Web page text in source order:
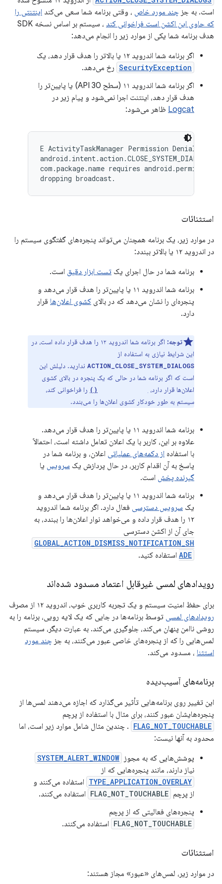
است. به جز چند مورد خاص ، وقتی برنامه شما سعی می‌کند اینتنتی را
که حاوی این اکشن است فراخوانی کند
، سیستم بر اساس نسخه SDK
هدف برنامه شما یکی از موارد زیر را انجام می‌دهد:
اگر برنامه شما اندروید ۱۲ یا بالاتر را هدف قرار دهد، یک
SecurityException رخ می‌دهد.
اگر برنامه شما اندروید ۱۱ (سطح API 30) یا پایین‌تر را
هدف قرار دهد، اینتنت اجرا نمی‌شود و پیام زیر در
Logcat ظاهر می‌شود:
E ActivityTaskManager Permission Denial: \
android.intent.action.CLOSE_SYSTEM_DIALOGS
com.package.name requires
استثنائات
در موارد زیر، یک برنامه همچنان می‌تواند پنجره‌های گفتگوی سیستم را
در اندروید ۱۲ یا بالاتر ببندد:
برنامه شما در حال اجرای یک تست ابزار دقیق است.
برنامه شما اندروید ۱۱ یا پایین‌تر را هدف قرار می‌دهد و
پنجره‌ای را نشان می‌دهد که در بالای کشوی اعلان‌ها قرار
دارد.
توجه:
اگر برنامه شما اندروید ۱۲ را هدف قرار داده است، در
این شرایط نیازی به استفاده از
ACTION_CLOSE_SYSTEM_DIALOGS ندارید. دلیلش این
است که اگر برنامه شما در حالی که یک پنجره در بالای کشوی
اعلان‌ها قرار دارد،
را فراخوانی کند،
سیستم به طور خودکار کشوی اعلان‌ها را می‌بندد.
برنامه شما اندروید ۱۱ یا پایین‌تر را هدف قرار می‌دهد.
علاوه بر این، کاربر با یک اعلان تعامل داشته است، احتمالاً
با استفاده از دکمه‌های عملیاتی اعلان، و برنامه شما در
پاسخ به آن اقدام کاربر، در حال پردازش یک سرویس یا
گیرنده پخش است.
برنامه شما اندروید ۱۱ یا پایین‌تر را هدف قرار می‌دهد و
یک سرویس دسترسی فعال دارد. اگر برنامه شما اندروید
۱۲ را هدف قرار داده و می‌خواهد نوار اعلان‌ها را ببندد، به
جای آن از اکشن دسترسی
GLOBAL_ACTION_DISMISS_NOTIFICATION_SH
ADE استفاده کنید.
رویدادهای لمسی غیرقابل اعتماد مسدود شده‌اند
برای حفظ امنیت سیستم و یک تجربه کاربری خوب، اندروید ۱۲ از مصرف
رویدادهای لمسی توسط برنامه‌ها در جایی که یک لایه رویی، برنامه را به
روشی ناامن پنهان می‌کند، جلوگیری می‌کند. به عبارت دیگر، سیستم
لمس‌هایی را که از پنجره‌های خاصی عبور می‌کنند، به جز چند مورد
استثنا ، مسدود می‌کند.
برنامه‌های آسیب‌دیده
این تغییر روی برنامه‌هایی تأثیر می‌گذارد که اجازه می‌دهند لمس‌ها از
پنجره‌هایشان عبور کنند، برای مثال با استفاده از پرچم
FLAG_NOT_TOUCHABLE . چندین مثال شامل موارد زیر است، اما
محدود به آنها نیست:
پوشش‌هایی که به مجوز SYSTEM_ALERT_WINDOW
نیاز دارند، مانند پنجره‌هایی که از
TYPE_APPLICATION_OVERLAY استفاده می‌کنند و
از پرچم FLAG_NOT_TOUCHABLE استفاده می‌کنند.
پنجره‌های فعالیتی که از پرچم
FLAG_NOT_TOUCHABLE استفاده می‌کنند.
استثنائات
در موارد زیر، لمس‌های «عبور» مجاز هستند: